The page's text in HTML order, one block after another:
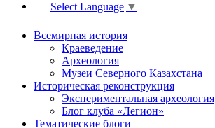
Select Language ▼
Всемирная история
Краеведение
Археология
Музеи Северного Казахстана
Историческая реконструкция
Экспериментальная археология
Блог клуба «Легион»
Тематические блоги